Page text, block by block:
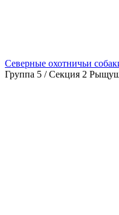
Северные охотничьи
Группа 5 / Секция 2